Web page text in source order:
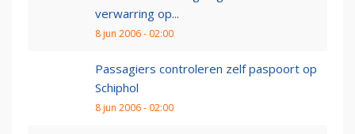
verwarring op...
8 jun 2006 - 02:00
Passagiers controleren zelf paspoort op
Schiphol
8 jun 2006 - 02:00